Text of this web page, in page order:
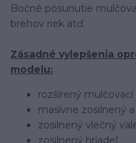
Bočné posunutie
brehov riek atď.
Zásadné vylepšenia
modelu:
rozšírený mulčovací
masívne zosilnený
zosilnený vlečný
zosilnený hriadeľ